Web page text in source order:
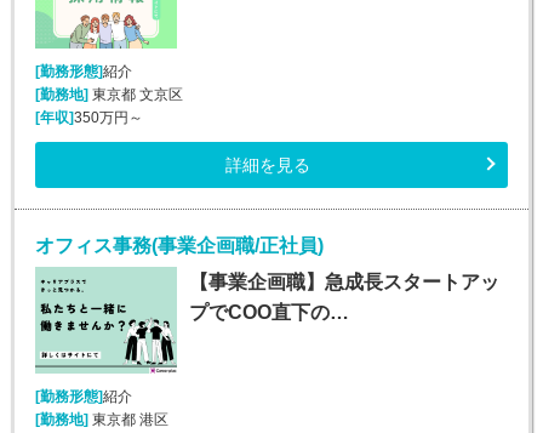
[勤務形態]紹介
[勤務地] 東京都 文京区
[年収]350万円～
詳細を見る
オフィス事務(事業企画職/正社員)
【事業企画職】急成長スタートアッ
プでCOO直下の…
[勤務形態]紹介
[勤務地] 東京都 港区